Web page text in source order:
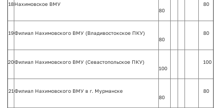
18 Нахимовское ВМУ
80
80
19Филиал Нахимовского ВМУ (Владивостокское ПКУ)
80
80
20Филиал Нахимовского ВМУ (Севастопольское ПКУ)
100
100
21Филиал Нахимовского ВМУ в г. Мурманске
80
80